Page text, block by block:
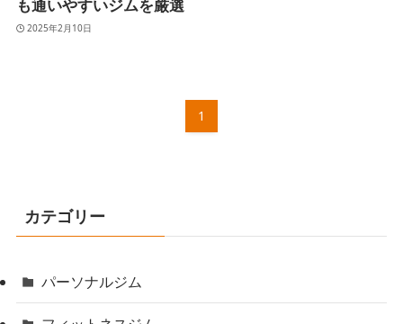
も通いやすいジムを厳選
2025年2月10日
1
カテゴリー
パーソナルジム